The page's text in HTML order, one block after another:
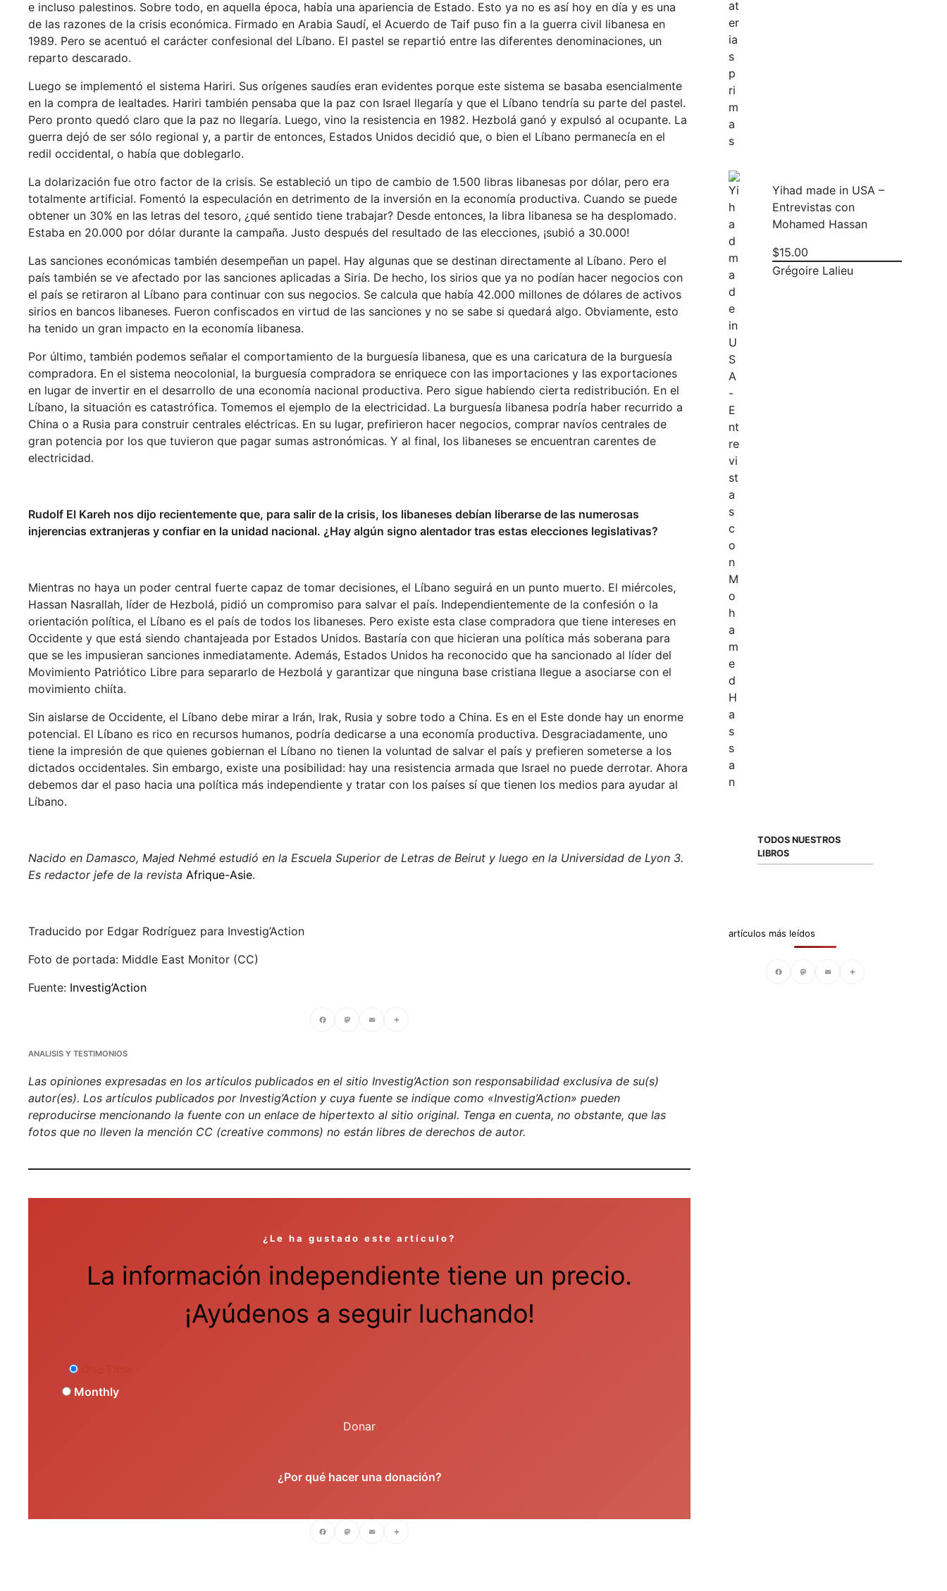
e incluso palestinos. Sobre todo, en aquella época, había una apariencia de Estado. Esto ya no es así hoy en día y es una
de las razones de la crisis económica. Firmado en Arabia Saudí, el Acuerdo de Taif puso fin a la guerra civil libanesa en
1989. Pero se acentuó el carácter confesional del Líbano. El pastel se repartió entre las diferentes denominaciones, un
reparto descarado.
Luego se implementó el sistema Hariri. Sus orígenes saudíes eran evidentes porque este sistema se basaba esencialmente
en la compra de lealtades. Hariri también pensaba que la paz con Israel llegaría y que el Líbano tendría su parte del pastel.
Pero pronto quedó claro que la paz no llegaría. Luego, vino la resistencia en 1982. Hezbolá ganó y expulsó al ocupante. La
guerra dejó de ser sólo regional y, a partir de entonces, Estados Unidos decidió que, o bien el Líbano permanecía en el
redil occidental, o había que doblegarlo.
La dolarización fue otro factor de la crisis. Se estableció un tipo de cambio de 1.500 libras libanesas por dólar, pero era
totalmente artificial. Fomentó la especulación en detrimento de la inversión en la economía productiva. Cuando se puede
obtener un 30% en las letras del tesoro, ¿qué sentido tiene trabajar? Desde entonces, la libra libanesa se ha desplomado.
Estaba en 20.000 por dólar durante la campaña. Justo después del resultado de las elecciones, ¡subió a 30.000!
Las sanciones económicas también desempeñan un papel. Hay algunas que se destinan directamente al Líbano. Pero el
país también se ve afectado por las sanciones aplicadas a Siria. De hecho, los sirios que ya no podían hacer negocios con
el país se retiraron al Líbano para continuar con sus negocios. Se calcula que había 42.000 millones de dólares de activos
sirios en bancos libaneses. Fueron confiscados en virtud de las sanciones y no se sabe si quedará algo. Obviamente, esto
ha tenido un gran impacto en la economía libanesa.
Por último, también podemos señalar el comportamiento de la burguesía libanesa, que es una caricatura de la burguesía
compradora. En el sistema neocolonial, la burguesía compradora se enriquece con las importaciones y las exportaciones
en lugar de invertir en el desarrollo de una economía nacional productiva. Pero sigue habiendo cierta redistribución. En el
Líbano, la situación es catastrófica. Tomemos el ejemplo de la electricidad. La burguesía libanesa podría haber recurrido a
China o a Rusia para construir centrales eléctricas. En su lugar, prefirieron hacer negocios, comprar navíos centrales de
gran potencia por los que tuvieron que pagar sumas astronómicas. Y al final, los libaneses se encuentran carentes de
electricidad.
Rudolf El Kareh nos dijo recientemente que, para salir de la crisis, los libaneses debían liberarse de las numerosas
injerencias extranjeras y confiar en la unidad nacional. ¿Hay algún signo alentador tras estas elecciones legislativas?
Mientras no haya un poder central fuerte capaz de tomar decisiones, el Líbano seguirá en un punto muerto. El miércoles,
Hassan Nasrallah, líder de Hezbolá, pidió un compromiso para salvar el país. Independientemente de la confesión o la
orientación política, el Líbano es el país de todos los libaneses. Pero existe esta clase compradora que tiene intereses en
Occidente y que está siendo chantajeada por Estados Unidos. Bastaría con que hicieran una política más soberana para
que se les impusieran sanciones inmediatamente. Además, Estados Unidos ha reconocido que ha sancionado al líder del
Movimiento Patriótico Libre para separarlo de Hezbolá y garantizar que ninguna base cristiana llegue a asociarse con el
movimiento chiíta.
Sin aislarse de Occidente, el Líbano debe mirar a Irán, Irak, Rusia y sobre todo a China. Es en el Este donde hay un enorme
potencial. El Líbano es rico en recursos humanos, podría dedicarse a una economía productiva. Desgraciadamente, uno
tiene la impresión de que quienes gobiernan el Líbano no tienen la voluntad de salvar el país y prefieren someterse a los
dictados occidentales. Sin embargo, existe una posibilidad: hay una resistencia armada que Israel no puede derrotar. Ahora
debemos dar el paso hacia una política más independiente y tratar con los países sí que tienen los medios para ayudar al
Líbano.
Nacido en Damasco, Majed Nehmé estudió en la Escuela Superior de Letras de Beirut y luego en la Universidad de Lyon 3.
Es redactor jefe de la revista Afrique-Asie.
Traducido por Edgar Rodríguez para Investig’Action
Foto de portada: Middle East Monitor (CC)
Fuente: Investig’Action
ANALISIS Y TESTIMONIOS
Las opiniones expresadas en los artículos publicados en el sitio Investig’Action son responsabilidad exclusiva de su(s)
autor(es). Los artículos publicados por Investig’Action y cuya fuente se indique como «Investig’Action» pueden
reproducirse mencionando la fuente con un enlace de hipertexto al sitio original. Tenga en cuenta, no obstante, que las
fotos que no lleven la mención CC (creative commons) no están libres de derechos de autor.
¿Le ha gustado este artículo?
La información independiente tiene un precio.
¡Ayúdenos a seguir luchando!
Monthly
Donar
¿Por qué hacer una donación?
Yihad made in USA –
Entrevistas con
Mohamed Hassan
$15.00
Grégoire Lalieu
TODOS NUESTROS
LIBROS
artículos más leídos